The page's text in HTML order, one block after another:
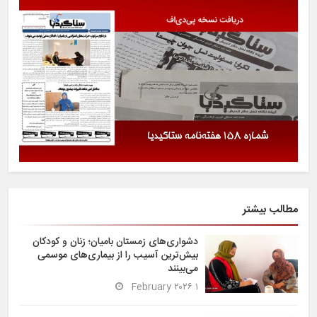
مطالب بیشتر
دشواری‌های زمستان بامیان؛ زنان و کودکان
بیش‌ترین آسیب را از بیماری‌های موسمی
می‌بینند
۱ February ۲۰۲۶